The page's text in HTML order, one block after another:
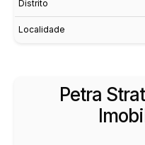
Distrito
Localidade
Petra